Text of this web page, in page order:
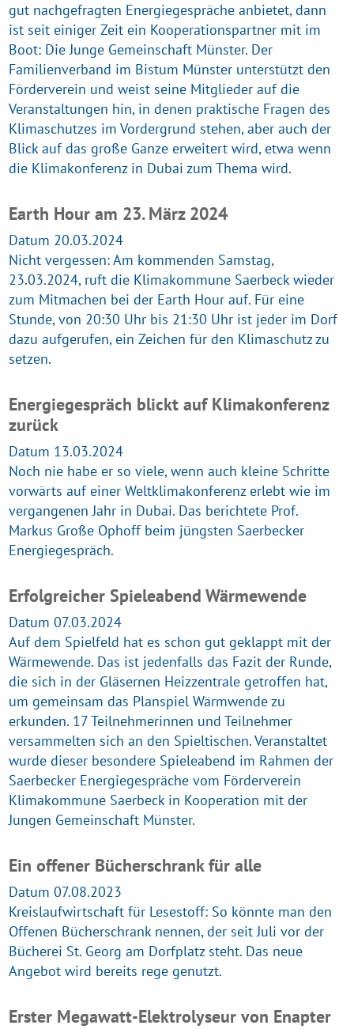
gut nachgefragten Energiegespräche anbietet, dann
ist seit einiger Zeit ein Kooperationspartner mit im
Boot: Die Junge Gemeinschaft Münster. Der
Familienverband im Bistum Münster unterstützt den
Förderverein und weist seine Mitglieder auf die
Veranstaltungen hin, in denen praktische Fragen des
Klimaschutzes im Vordergrund stehen, aber auch der
Blick auf das große Ganze erweitert wird, etwa wenn
die Klimakonferenz in Dubai zum Thema wird.
Earth Hour am 23. März 2024
Datum 20.03.2024
Nicht vergessen: Am kommenden Samstag,
23.03.2024, ruft die Klimakommune Saerbeck wieder
zum Mitmachen bei der Earth Hour auf. Für eine
Stunde, von 20:30 Uhr bis 21:30 Uhr ist jeder im Dorf
dazu aufgerufen, ein Zeichen für den Klimaschutz zu
setzen.
Energiegespräch blickt auf Klimakonferenz
zurück
Datum 13.03.2024
Noch nie habe er so viele, wenn auch kleine Schritte
vorwärts auf einer Weltklimakonferenz erlebt wie im
vergangenen Jahr in Dubai. Das berichtete Prof.
Markus Große Ophoff beim jüngsten Saerbecker
Energiegespräch.
Erfolgreicher Spieleabend Wärmewende
Datum 07.03.2024
Auf dem Spielfeld hat es schon gut geklappt mit der
Wärmewende. Das ist jedenfalls das Fazit der Runde,
die sich in der Gläsernen Heizzentrale getroffen hat,
um gemeinsam das Planspiel Wärmwende zu
erkunden. 17 Teilnehmerinnen und Teilnehmer
versammelten sich an den Spieltischen. Veranstaltet
wurde dieser besondere Spieleabend im Rahmen der
Saerbecker Energiegespräche vom Förderverein
Klimakommune Saerbeck in Kooperation mit der
Jungen Gemeinschaft Münster.
Ein offener Bücherschrank für alle
Datum 07.08.2023
Kreislaufwirtschaft für Lesestoff: So könnte man den
Offenen Bücherschrank nennen, der seit Juli vor der
Bücherei St. Georg am Dorfplatz steht. Das neue
Angebot wird bereits rege genutzt.
Erster Megawatt-Elektrolyseur von Enapter